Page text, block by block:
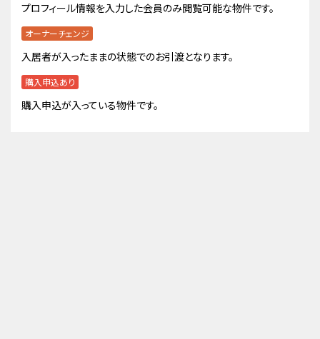
プロフィール情報を入力した会員のみ閲覧可能な物件です。
オーナーチェンジ
入居者が入ったままの状態でのお引渡となります。
購入申込あり
購入申込が入っている物件です。